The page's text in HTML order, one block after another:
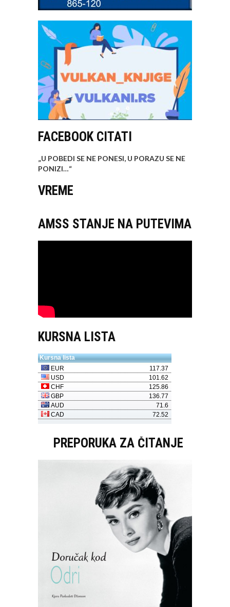
FACEBOOK CITATI
„U POBEDI SE NE PONESI, U PORAZU SE NE
PONIZI…“
VREME
AMSS STANJE NA PUTEVIMA
KURSNA LISTA
PREPORUKA ZA ČITANJE